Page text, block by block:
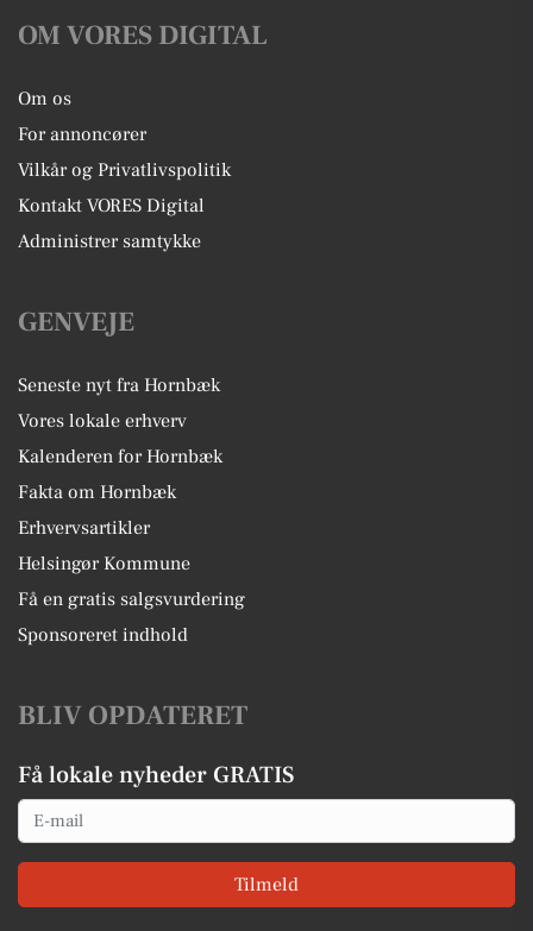
OM VORES DIGITAL
Om os
For annoncører
Vilkår og Privatlivspolitik
Kontakt VORES Digital
Administrer samtykke
GENVEJE
Seneste nyt fra Hornbæk
Vores lokale erhverv
Kalenderen for Hornbæk
Fakta om Hornbæk
Erhvervsartikler
Helsingør Kommune
Få en gratis salgsvurdering
Sponsoreret indhold
BLIV OPDATERET
Få lokale nyheder GRATIS
Email
Tilmeld